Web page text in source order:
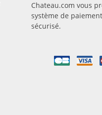
Chateau.com vous
système de
sécurisé.